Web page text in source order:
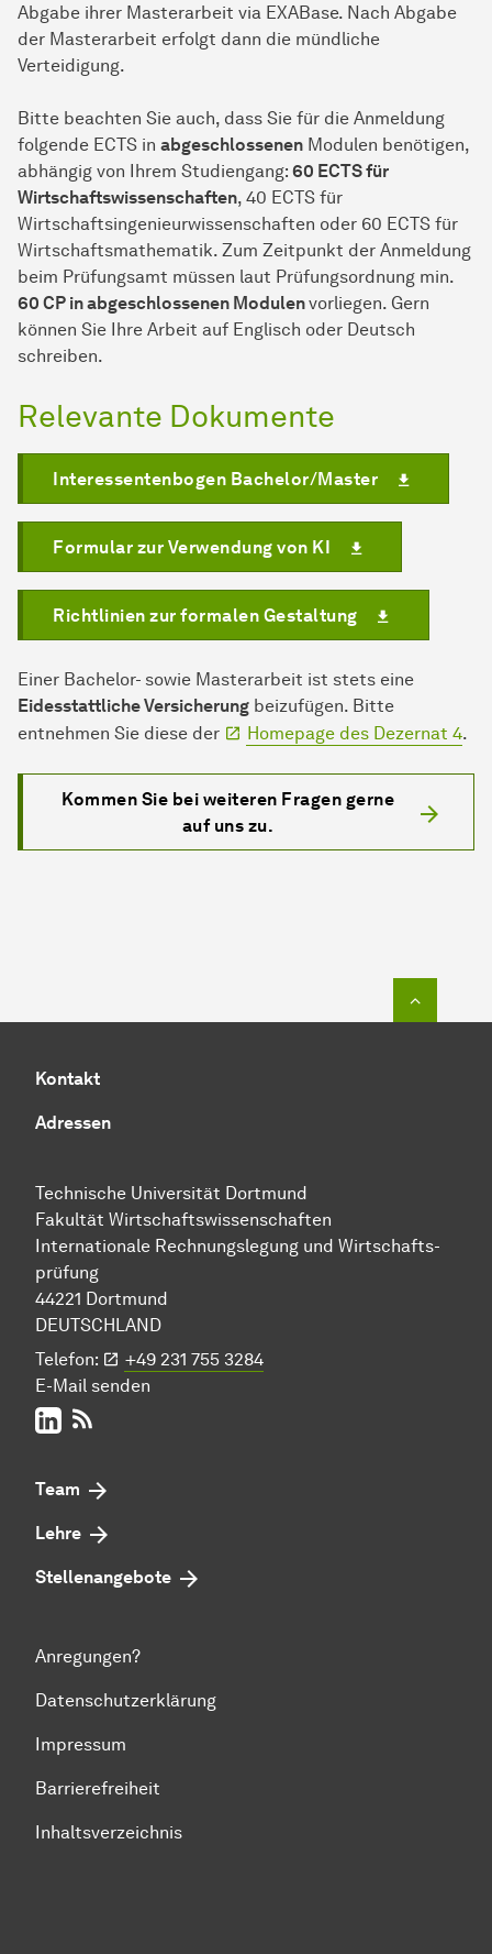
Abgabe ihrer Masterarbeit via EXABase. Nach Abgabe
der Masterarbeit erfolgt dann die mündliche
Verteidigung.
Bitte beachten Sie auch, dass Sie für die Anmeldung
folgende ECTS in abgeschlossenen Modulen benötigen,
abhängig von Ihrem Studiengang: 60 ECTS für
Wirtschaftswissenschaften, 40 ECTS für
Wirtschaftsingenieurwissenschaften oder 60 ECTS für
Wirtschaftsmathematik. Zum Zeitpunkt der Anmeldung
beim Prüfungsamt müssen laut Prüfungsordnung min.
60 CP in abgeschlossenen Modulenvorliegen. Gern
können Sie Ihre Arbeit auf Englisch oder Deutsch
schreiben.
Relevante Dokumente
Interessentenbogen Bachelor/Master
Formular zur Verwendung von KI
Richtlinien zur formalen Gestaltung
Einer Bachelor- sowie Masterarbeit ist stets eine
Eidesstattliche Versicherung beizufügen. Bitte
entnehmen Sie diese der
Homepage des Dezernat 4.
Kommen Sie bei weiteren Fragen gerne
auf uns zu.
Kontakt
Adressen
Technische Uni­ver­si­tät Dort­mund
Fakultät Wirtschafts­wissen­schaften
Internationale Rech­nungs­legung und Wirt­schafts­
prüfung
44221 Dort­mund
DEUTSCHLAND
Telefon:
+49 231 755 3284
E-Mail senden
LinkedIn
Team
Lehre
Stellenangebote
Anregungen?
Datenschutzerklärung
Impressum
Barrierefreiheit
Inhaltsverzeichnis